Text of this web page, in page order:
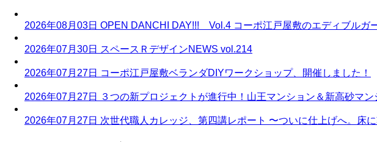
2026年08月03日 OPEN DANCHI DAY!!! Vol.4 コーポ江戸屋敷のエディブルガ
2026年07月30日 スペースＲデザインNEWS vol.214
2026年07月27日 コーポ江戸屋敷ベランダDIYワークショップ、開催しました！
2026年07月27日 ３つの新プロジェクトが進行中！山王マンション＆新高砂マ
2026年07月27日 次世代職人カレッジ、第四講レポート 〜ついに仕上げへ。床